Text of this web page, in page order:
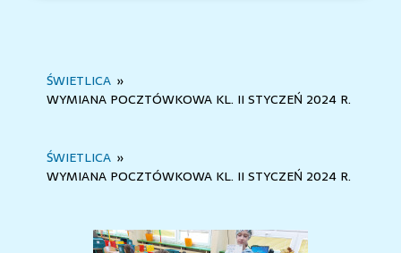
ŚWIETLICA »
WYMIANA POCZTÓWKOWA KL. II STYCZEŃ 2024 R.
ŚWIETLICA »
WYMIANA POCZTÓWKOWA KL. II STYCZEŃ 2024 R.